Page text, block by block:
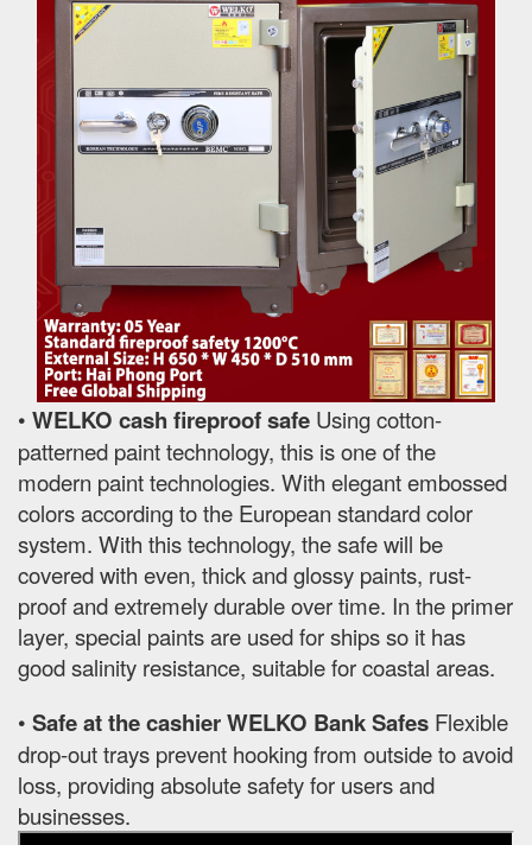
• WELKO cash fireproof safe Using cotton-
patterned paint technology, this is one of the
modern paint technologies. With elegant embossed
colors according to the European standard color
system. With this technology, the safe will be
covered with even, thick and glossy paints, rust-
proof and extremely durable over time. In the primer
layer, special paints are used for ships so it has
good salinity resistance, suitable for coastal areas.
• Safe at the cashier WELKO Bank Safes Flexible
drop-out trays prevent hooking from outside to avoid
loss, providing absolute safety for users and
businesses.